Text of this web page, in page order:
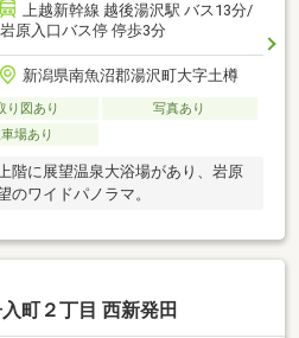
上越新幹線 越後湯沢駅 バス13分/
岩原入口バス停 停歩3分
新潟県南魚沼郡湯沢町大字土樽
り図あり
写真あり
場あり
に展望温泉大浴場があり、岩原
のワイドパノラマ。
町２丁目 西新発田